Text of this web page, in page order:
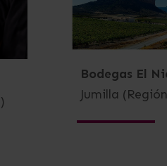
Bodegas El
Jumilla